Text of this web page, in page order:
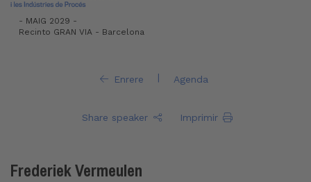
- MAIG 2029 -
Recinto GRAN VIA - Barcelona
Enrere | Agenda
Share speaker Imprimir
Frederiek Vermeulen